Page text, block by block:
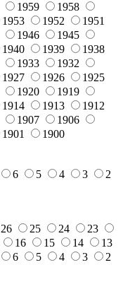
1959
1958
1953 1952
1951
1946
1945
1940 1939
1938
1933
1932
1927 1926
1925
1920
1919
1914 1913
1912
1907
1906
1901 1900
6 5 4 3
2
26 25 24
23
16 15 14
13
6 5 4 3
2